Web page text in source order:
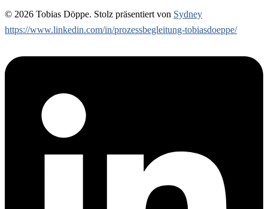
© 2026 Tobias Döppe. Stolz präsentiert von Sydney
https://www.linkedin.com/in/prozessbegleitung-tobiasdoeppe/